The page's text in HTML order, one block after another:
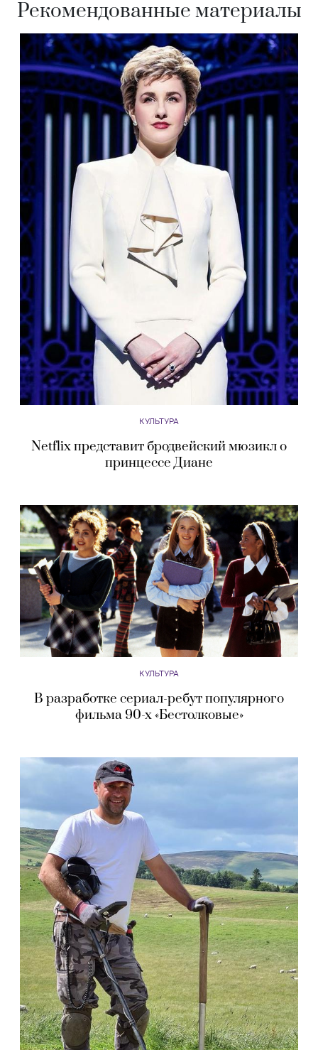
Рекомендованные материалы
КУЛЬТУРА
Netflix представит бродвейский мюзикл о
принцессе Диане
КУЛЬТУРА
В разработке сериал-ребут популярного
фильма 90-х «Бестолковые»